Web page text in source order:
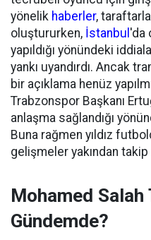
yönelik haberler,
oluştururken, İstanbul 'da
yapıldığı yönündeki
yankı uyandırdı. Ancak
bir açıklama henüz
Trabzonspor Başkanı
anlaşma sağlandığı
Buna rağmen yıldız
gelişmeler yakından
Mohamed
Gündemde?